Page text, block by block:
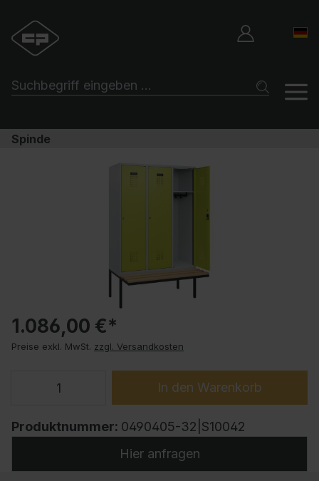
Spinde
1.086,00 €*
Preise exkl. MwSt. zzgl. Versandkosten
In den Warenkorb
Produktnummer: 0490405-32|S10042
Hier anfragen